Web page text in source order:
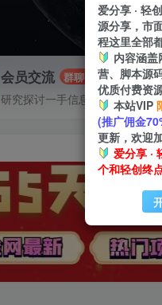
会员交流 群聊
研究探讨一手信息差
爱分享 · 轻
源分享，市
程这里全部
内容涵
营、脚本源
优质付费资
本站VIP
(推广佣金
更新，欢迎
爱分享 ·
个和轻创终